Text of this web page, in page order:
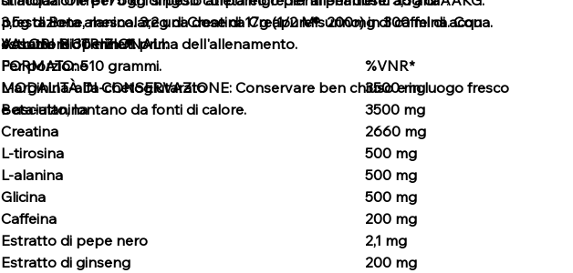
3,5g di Beta alanina. 3,2g di Creatina Creapure®. 200mg di caffeina. Con
estratto Bioperine®.
prestazione, mescolare una dose di 17g (1/2 Misurino) in 300 ml di acqua.
Assumere 30 minuti prima dell'allenamento.
FORMATO: 510 grammi.
MODALITÀ DI CONSERVAZIONE: Conservare ben chiuso e in luogo fresco
e asciutto, lontano da fonti di calore.
VALORI NUTRIZIONALI:
Per porzione
%VNR*
L-arginina-alfa-chetoglutarato
3500 mg
Beta-alanina
3500 mg
Creatina
2660 mg
L-tirosina
500 mg
L-alanina
500 mg
Glicina
500 mg
Caffeina
200 mg
Estratto di pepe nero
2,1 mg
Estratto di ginseng
200 mg